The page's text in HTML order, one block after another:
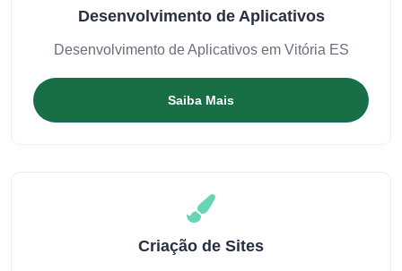
Desenvolvimento de Aplicativos
Desenvolvimento de Aplicativos em Vitória ES
Saiba Mais
Criação de Sites